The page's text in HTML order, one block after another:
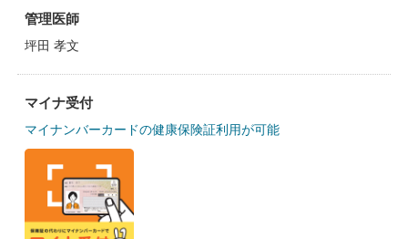
管理医師
坪田 孝文
マイナ受付
マイナンバーカードの健康保険証利用が可能